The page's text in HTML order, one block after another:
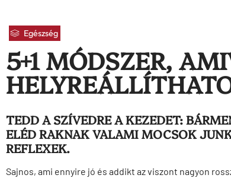
Egészség
5+1 MÓDSZER,
TEDD A SZÍVEDRE A KEZEDET:
ELÉD RAKNAK VALAMI MOCSOK
REFLEXEK.
Sajnos, ami ennyire jó és addikt az viszont nagyon